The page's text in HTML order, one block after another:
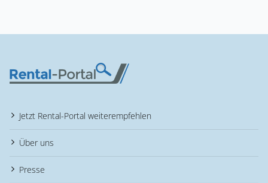
Jetzt Rental-Portal weiterempfehlen
Über uns
Presse